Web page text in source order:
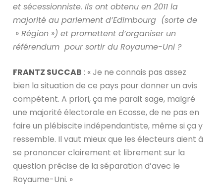
et sécessionniste. Ils ont obtenu en 2011 la
majorité au parlement d’Edimbourg (sorte de
» Région ») et promettent d’organiser un
référendum pour sortir du Royaume-Uni ?
FRANTZ SUCCAB : « Je ne connais pas assez
bien la situation de ce pays pour donner un avis
compétent. A priori, ça me parait sage, malgré
une majorité électorale en Ecosse, de ne pas en
faire un plébiscite indépendantiste, même si ça y
ressemble. Il vaut mieux que les électeurs aient à
se prononcer clairement et librement sur la
question précise de la séparation d’avec le
Royaume-Uni. »